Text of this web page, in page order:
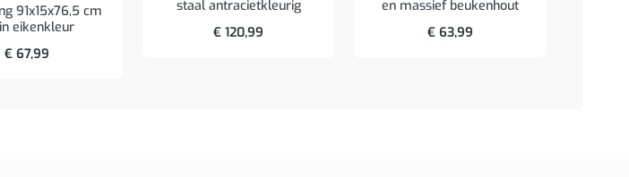
91x15x76,5 cm
eikenkleur
€ 67,99
staal antracietkleurig
€ 120,99
en massief beukenhout
€63,99